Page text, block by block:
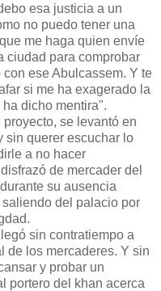
esa justicia a un
no puedo tener una
me haga quien envíe
ciudad para comprobar
ese Abulcassem. Y te
si me ha exagerado la
dicho mentira".
se levantó en
sin querer escuchar lo
a no hacer
de mercader del
su ausencia
del palacio por
sin contratiempo a
de los mercaderes. Y sin
y probar un
portero del khan acerca